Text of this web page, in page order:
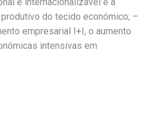
do tecido económico; –
empresarial I+I, o aumento
intensivas em